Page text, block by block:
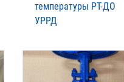
температуры РТ-ДО
УРРД